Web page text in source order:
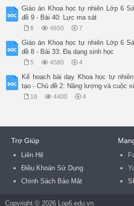
Giáo án Khoa học tự nhiên Lớp 6
đề 9 - Bài 40: Lực ma sát
6 4650 7
Giáo án Khoa học tự nhiên Lớp 6
đề 8 - Bài 33: Đa dạng sinh học
5 4580 4
Kế hoạch bài dạy Khoa học tự
tạo - Chủ đề 2: Năng lượng và cuộc
18 4400 4
Trợ Giúp
Liên Hệ
Điều Khoản Sử Dụng
Chính Sách Bảo Mật
Copyright © 2026 Lop6.edu.vn